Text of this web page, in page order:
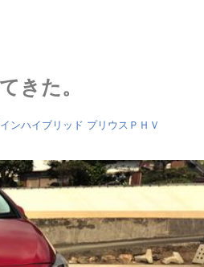
きた。
ンハイブリッド プリウスＰＨＶ